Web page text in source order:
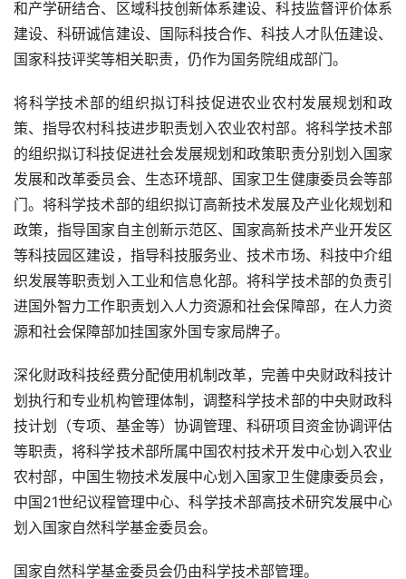
和产学研结合、区域科技创新体系建设、科技监督评价体系
建设、科研诚信建设、国际科技合作、科技人才队伍建设、
国家科技评奖等相关职责，仍作为国务院组成部门。
将科学技术部的组织拟订科技促进农业农村发展规划和政
策、指导农村科技进步职责划入农业农村部。将科学技术部
的组织拟订科技促进社会发展规划和政策职责分别划入国家
发展和改革委员会、生态环境部、国家卫生健康委员会等部
门。将科学技术部的组织拟订高新技术发展及产业化规划和
政策，指导国家自主创新示范区、国家高新技术产业开发区
等科技园区建设，指导科技服务业、技术市场、科技中介组
织发展等职责划入工业和信息化部。将科学技术部的负责引
进国外智力工作职责划入人力资源和社会保障部，在人力资
源和社会保障部加挂国家外国专家局牌子。
深化财政科技经费分配使用机制改革，完善中央财政科技计
划执行和专业机构管理体制，调整科学技术部的中央财政科
技计划（专项、基金等）协调管理、科研项目资金协调评估
等职责，将科学技术部所属中国农村技术开发中心划入农业
农村部，中国生物技术发展中心划入国家卫生健康委员会，
中国21世纪议程管理中心、科学技术部高技术研究发展中心
划入国家自然科学基金委员会。
国家自然科学基金委员会仍由科学技术部管理。